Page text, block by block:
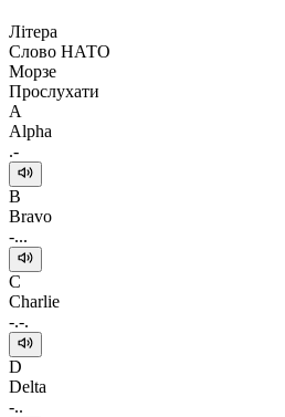
Літера
Слово НАТО
Морзе
Прослухати
A
Alpha
.-
B
Bravo
-...
C
Charlie
-.-.
D
Delta
-..